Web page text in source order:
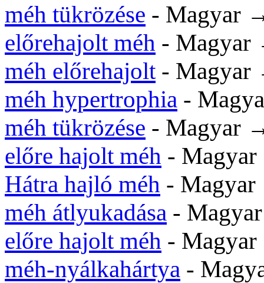
méh tükrözése - Magyar
előrehajolt méh -
méh előrehajolt-
méh hypertrophia -
méh tükrözése - Magyar
előre hajolt méh -
Hátra hajló méh -
méh átlyukadása -
előre hajolt méh -
méh-nyálkahártya -